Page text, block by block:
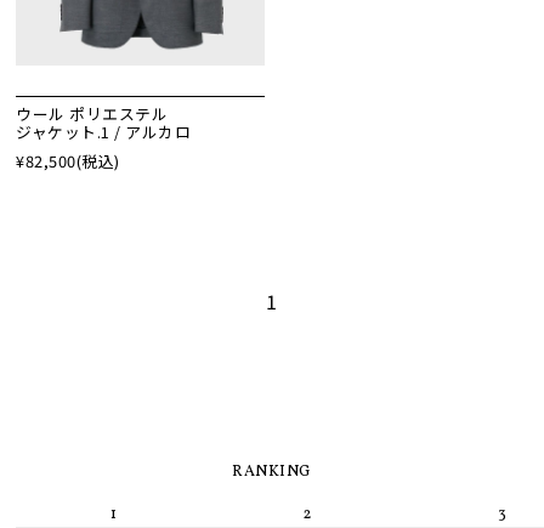
ウール ポリエステル
ジャケット.1 / アルカロ
¥82,500(税込)
1
RANKING